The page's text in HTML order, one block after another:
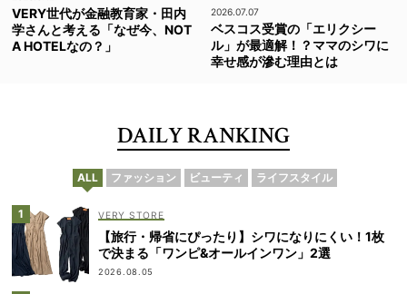
VERY世代が金融教育家・田内
学さんと考える「なぜ今、NOT
A HOTELなの？」
2026.07.07
ベスコス受賞の「エリクシー
ル」が最適解！？ママのシワに
幸せ感が滲む理由とは
DAILY RANKING
ALL ファッション ビューティ ライフスタイル
VERY STORE
【旅行・帰省にぴったり】シワになりにくい！1枚
で決まる「ワンピ&オールインワン」2選
2026.08.05